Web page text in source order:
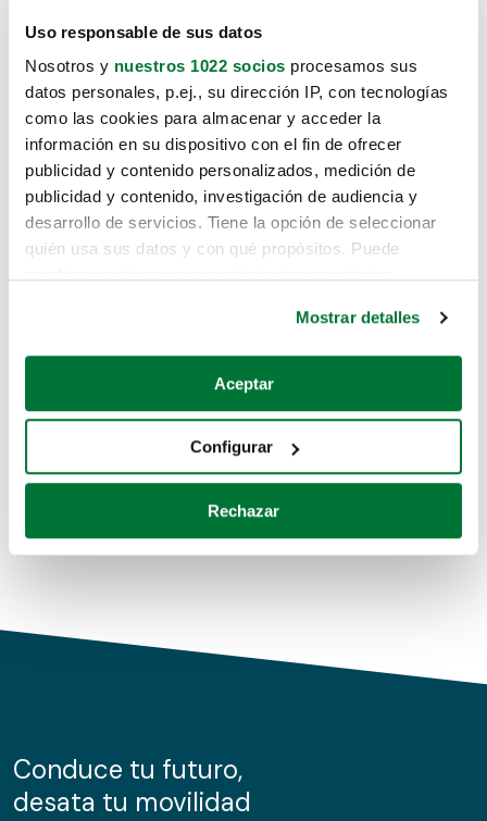
Uso responsable de sus datos
Nosotros y nuestros 1022 socios procesamos sus
datos personales, p.ej., su dirección IP, con tecnologías
como las cookies para almacenar y acceder la
información en su dispositivo con el fin de ofrecer
publicidad y contenido personalizados, medición de
publicidad y contenido, investigación de audiencia y
desarrollo de servicios. Tiene la opción de seleccionar
quién usa sus datos y con qué propósitos. Puede
Si lo permite, también quisiéramos:
Recopilar información sobre su ubicación geográfica
Identificar su dispositivo analizándolo activamente
para buscar características específicas (huellas
Obtenga más información sobre cómo se procesan sus
de cookies.
información sobre el uso que haga del sitio web con
nuestros partners de redes sociales, publicidad y análisis
Mostrar detalles
Aceptar
Configurar
Rechazar
Lo sentimos, no sabemos como
te hemos traido hasta aquí.
Pero puedes encontrar el coche que estás
buscando en alguno de estos enlaces:
Coches de segunda mano
Coches de km0
Conduce tu futuro,
desata tu movilidad